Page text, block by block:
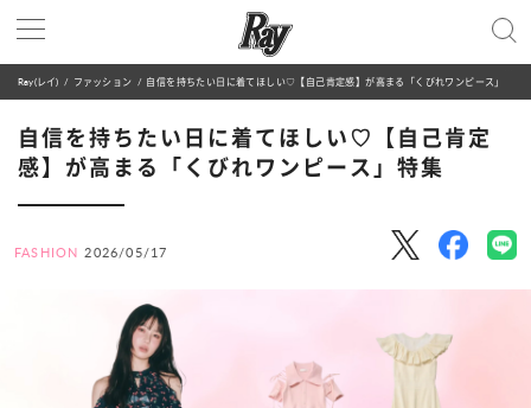
Ray(レイ) ファッション 自信を持ちたい日に着てほしい♡【自己肯定感】が高まる「くびれワンピース」特集
自信を持ちたい日に着てほしい♡【自己肯定
感】が高まる「くびれワンピース」特集
FASHION 2026/05/17